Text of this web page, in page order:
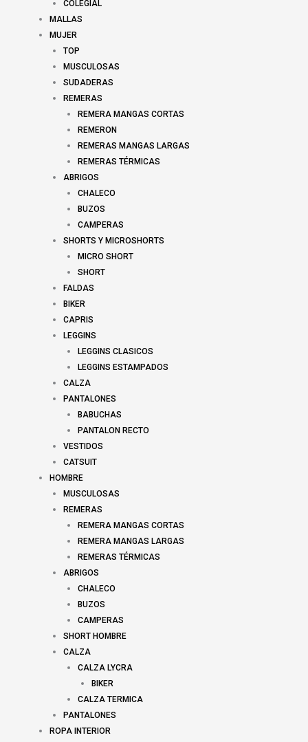
COLEGIAL
MALLAS
MUJER
TOP
MUSCULOSAS
SUDADERAS
REMERAS
REMERA MANGAS CORTAS
REMERON
REMERAS MANGAS LARGAS
REMERAS TÉRMICAS
ABRIGOS
CHALECO
BUZOS
CAMPERAS
SHORTS Y MICROSHORTS
MICRO SHORT
SHORT
FALDAS
BIKER
CAPRIS
LEGGINS
LEGGINS CLASICOS
LEGGINS ESTAMPADOS
CALZA
PANTALONES
BABUCHAS
PANTALON RECTO
VESTIDOS
CATSUIT
HOMBRE
MUSCULOSAS
REMERAS
REMERA MANGAS CORTAS
REMERA MANGAS LARGAS
REMERAS TÉRMICAS
ABRIGOS
CHALECO
BUZOS
CAMPERAS
SHORT HOMBRE
CALZA
CALZA LYCRA
BIKER
CALZA TERMICA
PANTALONES
ROPA INTERIOR